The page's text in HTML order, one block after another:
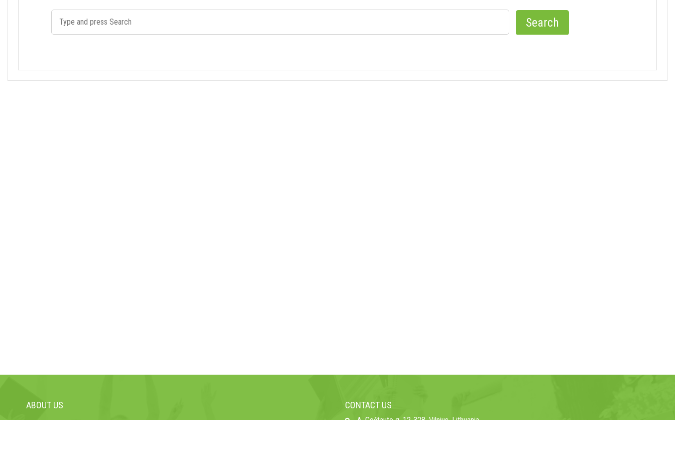
ABOUT US CONTACT US
A. Goštauto g. 12-328, Vilnius, Lithuania